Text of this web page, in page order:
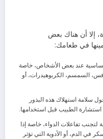
إلا أن هناك بعض
في طعامك:
عند بعض الأشخاص، خاصة
السمسم، الكربوهيدرات، أو
سلامة استهلاك هذه البذور
استشارة الطبيب قبل استخدامها.
لتجنب تفاعلات الدواء، خاصة إذا
في الدم، أو الأدوية التي تؤثر